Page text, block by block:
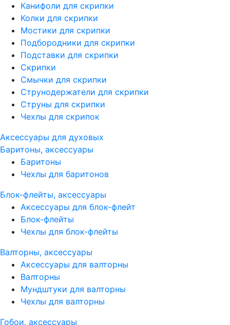
Канифоли для скрипки
Колки для скрипки
Мостики для скрипки
Подбородники для скрипки
Подставки для скрипки
Скрипки
Смычки для скрипки
Струнодержатели для скрипки
Струны для скрипки
Чехлы для скрипок
Аксессуары для духовых
Баритоны, аксессуары
Баритоны
Чехлы для баритонов
Блок-флейты, аксессуары
Аксессуары для блок-флейт
Блок-флейты
Чехлы для блок-флейты
Валторны, аксессуары
Аксессуары для валторны
Валторны
Мундштуки для валторны
Чехлы для валторны
Гобои, аксессуары